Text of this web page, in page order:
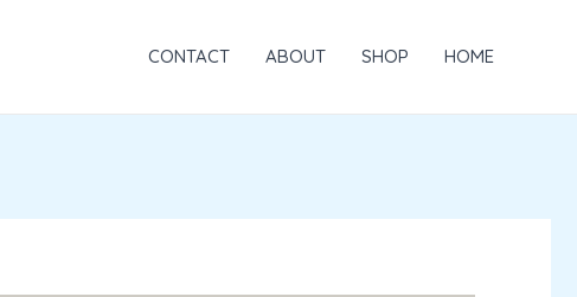
HOME
SHOP
ABOUT
CONTACT